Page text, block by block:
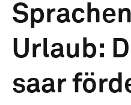
Urlaub:
saar